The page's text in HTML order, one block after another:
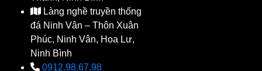
Làng nghề truyền thống
đá Ninh Vân – Thôn Xuân
Phúc, Ninh Vân, Hoa Lư,
Ninh Bình
0912.98.67.98